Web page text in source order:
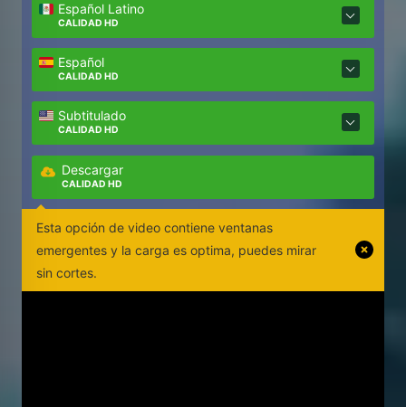
Español Latino
CALIDAD HD
Español
CALIDAD HD
Subtitulado
CALIDAD HD
Descargar
CALIDAD HD
Esta opción de video contiene ventanas
emergentes y la carga es optima, puedes mirar
sin cortes.